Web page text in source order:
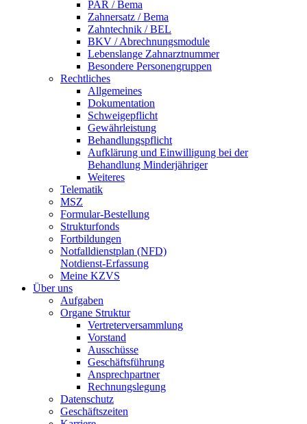
PAR / Bema
Zahnersatz / Bema
Zahntechnik / BEL
BKV / Abrechnungsmodule
Lebenslange Zahnarztnummer
Besondere Personengruppen
Rechtliches
Allgemeines
Dokumentation
Schweigepflicht
Gewährleistung
Behandlungspflicht
Aufklärung und Einwilligung bei der
Behandlung Minderjähriger
Weiteres
Telematik
MSZ
Formular-Bestellung
Strukturfonds
Fortbildungen
Notfalldienstplan (NFD)
Notdienst-Erfassung
Meine KZVS
Über uns
Aufgaben
Organe Struktur
Vertreterversammlung
Vorstand
Ausschüsse
Geschäftsführung
Ansprechpartner
Rechnungslegung
Datenschutz
Geschäftszeiten